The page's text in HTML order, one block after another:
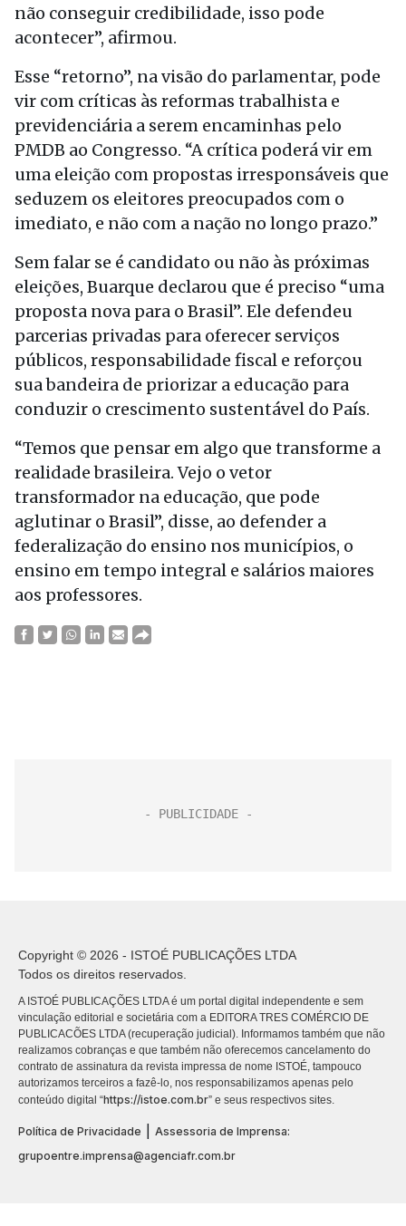
não conseguir credibilidade, isso pode
acontecer”, afirmou.
Esse “retorno”, na visão do parlamentar, pode
vir com críticas às reformas trabalhista e
previdenciária a serem encaminhas pelo
PMDB ao Congresso. “A crítica poderá vir em
uma eleição com propostas irresponsáveis que
seduzem os eleitores preocupados com o
imediato, e não com a nação no longo prazo.”
Sem falar se é candidato ou não às próximas
eleições, Buarque declarou que é preciso “uma
proposta nova para o Brasil”. Ele defendeu
parcerias privadas para oferecer serviços
públicos, responsabilidade fiscal e reforçou
sua bandeira de priorizar a educação para
conduzir o crescimento sustentável do País.
“Temos que pensar em algo que transforme a
realidade brasileira. Vejo o vetor
transformador na educação, que pode
aglutinar o Brasil”, disse, ao defender a
federalização do ensino nos municípios, o
ensino em tempo integral e salários maiores
aos professores.
Copyright © 2026 - ISTOÉ PUBLICAÇÕES LTDA
Todos os direitos reservados.
A ISTOÉ PUBLICAÇÕES LTDA é um portal digital independente e sem
vinculação editorial e societária com a EDITORA TRES COMÉRCIO DE
PUBLICACÕES LTDA (recuperação judicial). Informamos também que não
realizamos cobranças e que também não oferecemos cancelamento do
contrato de assinatura da revista impressa de nome ISTOÉ, tampouco
autorizamos terceiros a fazê-lo, nos responsabilizamos apenas pelo
conteúdo digital “https://istoe.com.br” e seus respectivos sites.
Política de Privacidade
Assessoria de Imprensa:
grupoentre.imprensa@agenciafr.com.br